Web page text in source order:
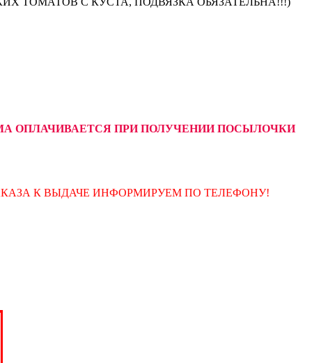
ОПЛАЧИВАЕТСЯ ПРИ ПОЛУЧЕНИИ ПОСЫЛОЧКИ
К ВЫДАЧЕ ИНФОРМИРУЕМ ПО ТЕЛЕФОНУ!